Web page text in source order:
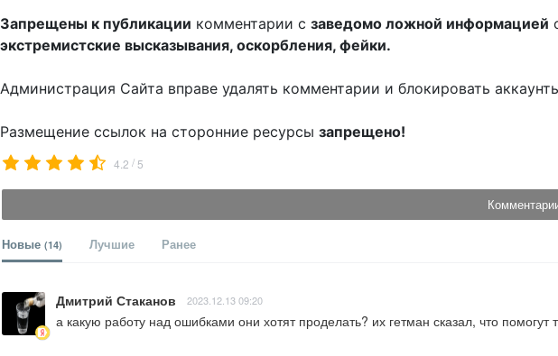
Запрещены к публикации комментарии с заведомо ложной информацией
экстремистские высказывания, оскорбления, фейки.
Администрация Сайта вправе удалять комментарии и блокировать
Размещение ссылок на сторонние ресурсы запрещено!
4.2 / 5
Новые (14) Лучшие Ранее
Дмитрий Стаканов 2023.12.13 09:20
а какую работу над ошибками они хотят проделать? их гетман сказал, что